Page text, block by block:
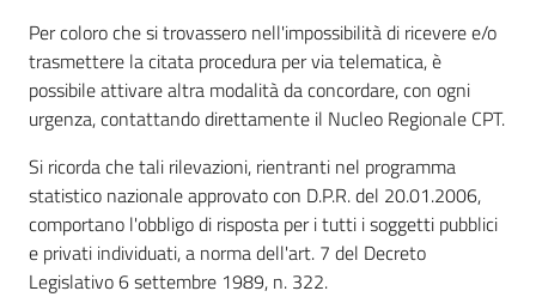
Per coloro che si trovassero nell'impossibilità di ricevere e/o
trasmettere la citata procedura per via telematica, è
possibile attivare altra modalità da concordare, con ogni
urgenza, contattando direttamente il Nucleo Regionale CPT.
Si ricorda che tali rilevazioni, rientranti nel programma
statistico nazionale approvato con D.P.R. del 20.01.2006,
comportano l'obbligo di risposta per i tutti i soggetti pubblici
e privati individuati, a norma dell'art. 7 del Decreto
Legislativo 6 settembre 1989, n. 322.